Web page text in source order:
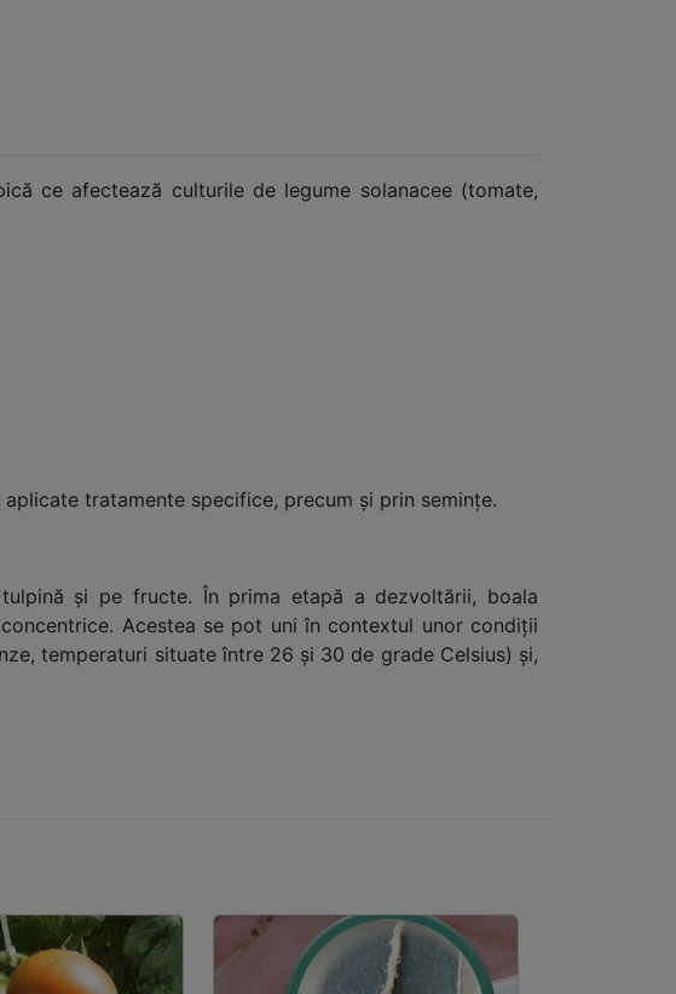
ce afectează culturile de legume solanacee (tomate,
tratamente specifice, precum și prin semințe.
și pe fructe. În prima etapă a dezvoltării, boala
Acestea se pot uni în contextul unor condiții
temperaturi situate între 26 și 30 de grade Celsius) și,